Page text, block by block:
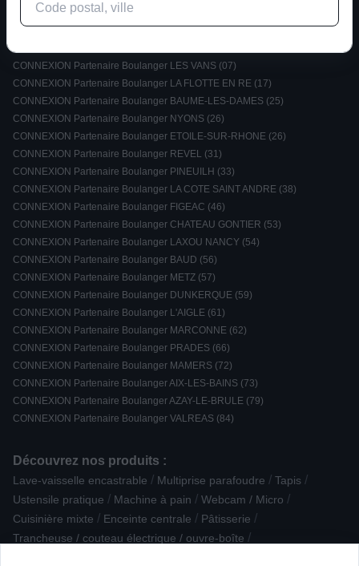
Sélectionnez votre magasin :
CONNEXION Partenaire Boulanger LES VANS (07)
CONNEXION Partenaire Boulanger LA FLOTTE EN RE (17)
CONNEXION Partenaire Boulanger BAUME-LES-DAMES (25)
CONNEXION Partenaire Boulanger NYONS (26)
CONNEXION Partenaire Boulanger ETOILE-SUR-RHONE (26)
CONNEXION Partenaire Boulanger REVEL (31)
CONNEXION Partenaire Boulanger PINEUILH (33)
CONNEXION Partenaire Boulanger LA COTE SAINT ANDRE (38)
CONNEXION Partenaire Boulanger FIGEAC (46)
CONNEXION Partenaire Boulanger CHATEAU GONTIER (53)
CONNEXION Partenaire Boulanger LAXOU NANCY (54)
CONNEXION Partenaire Boulanger BAUD (56)
CONNEXION Partenaire Boulanger METZ (57)
CONNEXION Partenaire Boulanger DUNKERQUE (59)
CONNEXION Partenaire Boulanger L'AIGLE (61)
CONNEXION Partenaire Boulanger MARCONNE (62)
CONNEXION Partenaire Boulanger PRADES (66)
CONNEXION Partenaire Boulanger MAMERS (72)
CONNEXION Partenaire Boulanger AIX-LES-BAINS (73)
CONNEXION Partenaire Boulanger AZAY-LE-BRULE (79)
CONNEXION Partenaire Boulanger VALREAS (84)
Découvrez nos produits :
Lave-vaisselle encastrable / Multiprise parafoudre / Tapis /
Ustensile pratique / Machine à pain / Webcam / Micro /
Cuisinière mixte / Enceinte centrale / Pâtisserie /
Trancheuse / couteau électrique / ouvre-boîte /